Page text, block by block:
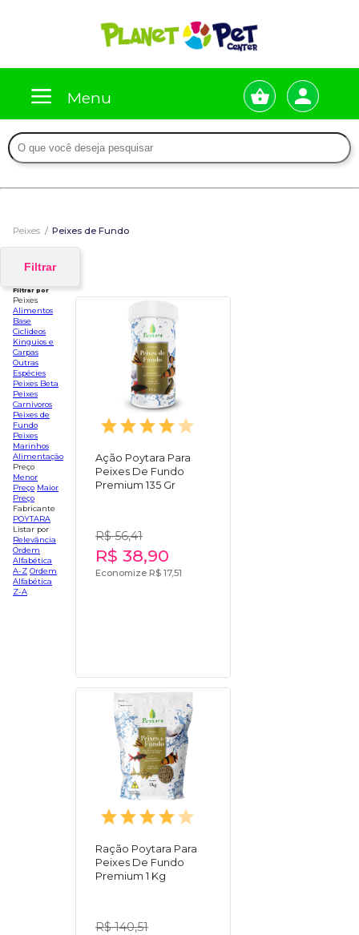
Menu
Peixes Peixes de Fundo
Filtrar
Filtrar por
Peixes
Alimentos
Base
Ciclideos
Kinguios e
Carpas
Outras
Espécies
Peixes Beta
Peixes
Carnivoros
Peixes de
Fundo
Peixes
Marinhos
Alimentação
Preço
Menor
Preço Maior
Preço
Fabricante
POYTARA
Listar por
Relevância
Ordem
Alfabética
A-Z Ordem
Alfabética
Z-A
Ação Poytara Para
Peixes De Fundo
Premium 135 Gr
R$ 56,41
R$ 38,90
Economize R$ 17,51
Ração Poytara Para
Peixes De Fundo
Premium 1 Kg
R$ 140,51